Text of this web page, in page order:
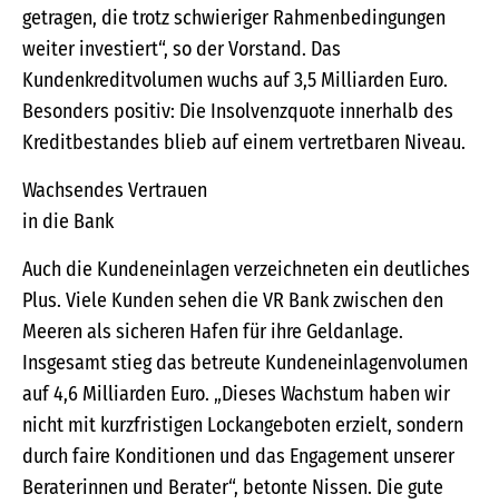
getragen, die trotz schwieriger Rahmenbedingungen
weiter investiert“, so der Vorstand. Das
Kundenkreditvolumen wuchs auf 3,5 Milliarden Euro.
Besonders positiv: Die Insolvenzquote innerhalb des
Kreditbestandes blieb auf einem vertretbaren Niveau.
Wachsendes Vertrauen
in die Bank
Auch die Kundeneinlagen verzeichneten ein deutliches
Plus. Viele Kunden sehen die VR Bank zwischen den
Meeren als sicheren Hafen für ihre Geldanlage.
Insgesamt stieg das betreute Kundeneinlagenvolumen
auf 4,6 Milliarden Euro. „Dieses Wachstum haben wir
nicht mit kurzfristigen Lockangeboten erzielt, sondern
durch faire Konditionen und das Engagement unserer
Beraterinnen und Berater“, betonte Nissen. Die gute